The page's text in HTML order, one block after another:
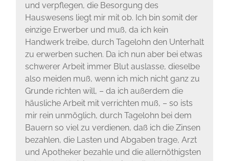
und verpflegen, die Besorgung des
Hauswesens liegt mir mit ob. Ich bin somit der
einzige Erwerber und muß, da ich kein
Handwerk treibe, durch Tagelohn den Unterhalt
zu erwerben suchen. Da ich nun aber bei etwas
schwerer Arbeit immer Blut auslasse, dieselbe
also meiden muß, wenn ich mich nicht ganz zu
Grunde richten will, – da ich außerdem die
häusliche Arbeit mit verrichten muß, – so ists
mir rein unmöglich, durch Tagelohn bei dem
Bauern so viel zu verdienen, daß ich die Zinsen
bezahlen, die Lasten und Abgaben trage, Arzt
und Apotheker bezahle und die allernöthigsten